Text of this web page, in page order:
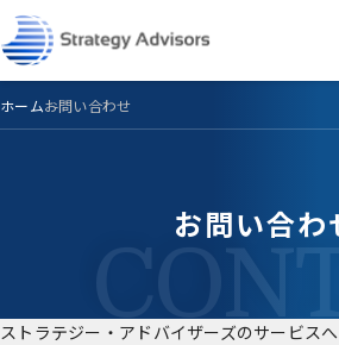
Skip
to
the
ホームお問い合わせ
お問い合わ
ストラテジー・アドバイザーズのサービス